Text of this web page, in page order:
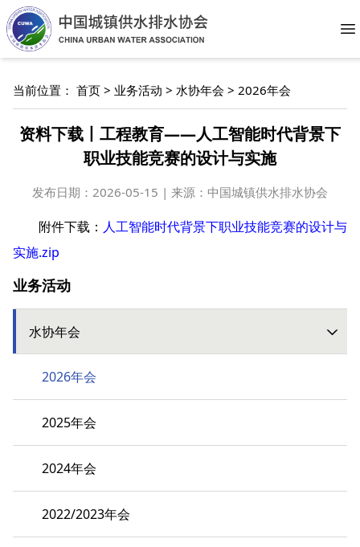
业务活动
水协年会
2026年会
2025年会
2024年会
2022/2023年会
当前位置： 首页 > 业务活动 > 水协年会 > 2026年会
资料下载丨工程教育——人工智能时代背景下
职业技能竞赛的设计与实施
发布日期： 2026-05-15 | 来源：中国城镇供水排水协会
附件下载： 人工智能时代背景下职业技能竞赛的设计与
实施.zip